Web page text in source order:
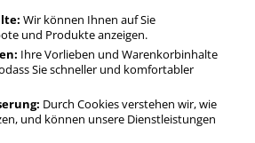
Wir können Ihnen auf Sie
und Produkte anzeigen.
Ihre Vorlieben und Warenkorbinhalte
Sie schneller und komfortabler
Durch Cookies verstehen wir, wie
und können unsere Dienstleistungen